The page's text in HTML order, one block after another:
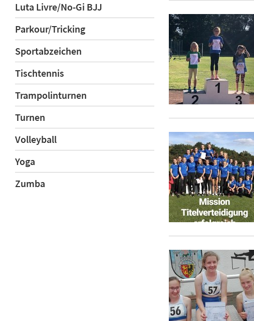
Luta Livre/No-Gi BJJ
Parkour/Tricking
Sportabzeichen
Tischtennis
Trampolinturnen
Turnen
Volleyball
Yoga
Zumba